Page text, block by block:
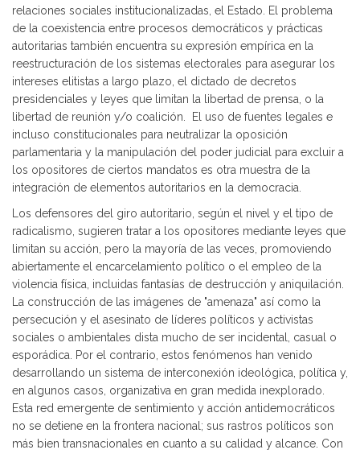
relaciones sociales institucionalizadas, el Estado. El problema
de la coexistencia entre procesos democráticos y prácticas
autoritarias también encuentra su expresión empírica en la
reestructuración de los sistemas electorales para asegurar los
intereses elitistas a largo plazo, el dictado de decretos
presidenciales y leyes que limitan la libertad de prensa, o la
libertad de reunión y/o coalición. El uso de fuentes legales e
incluso constitucionales para neutralizar la oposición
parlamentaria y la manipulación del poder judicial para excluir a
los opositores de ciertos mandatos es otra muestra de la
integración de elementos autoritarios en la democracia.
Los defensores del giro autoritario, según el nivel y el tipo de
radicalismo, sugieren tratar a los opositores mediante leyes que
limitan su acción, pero la mayoría de las veces, promoviendo
abiertamente el encarcelamiento político o el empleo de la
violencia física, incluidas fantasías de destrucción y aniquilación.
La construcción de las imágenes de "amenaza" así como la
persecución y el asesinato de líderes políticos y activistas
sociales o ambientales dista mucho de ser incidental, casual o
esporádica. Por el contrario, estos fenómenos han venido
desarrollando un sistema de interconexión ideológica, política y,
en algunos casos, organizativa en gran medida inexplorado.
Esta red emergente de sentimiento y acción antidemocráticos
no se detiene en la frontera nacional; sus rastros políticos son
más bien transnacionales en cuanto a su calidad y alcance. Con